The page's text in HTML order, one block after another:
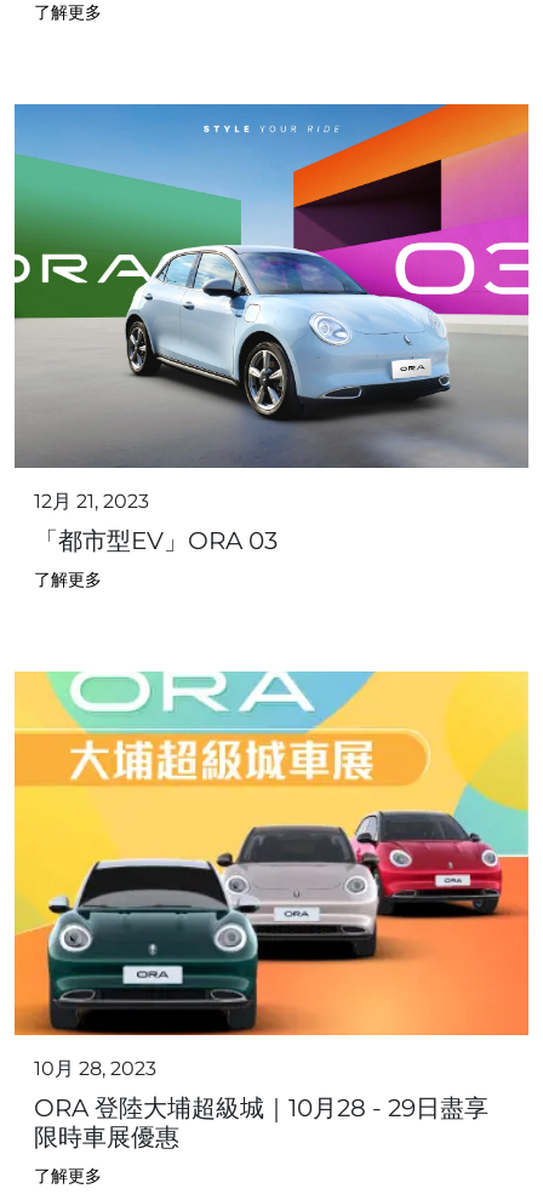
了解更多
12月 21, 2023
「都市型EV」ORA 03
了解更多
10月 28, 2023
ORA 登陸大埔超級城｜10月28 - 29日盡享
限時車展優惠
了解更多